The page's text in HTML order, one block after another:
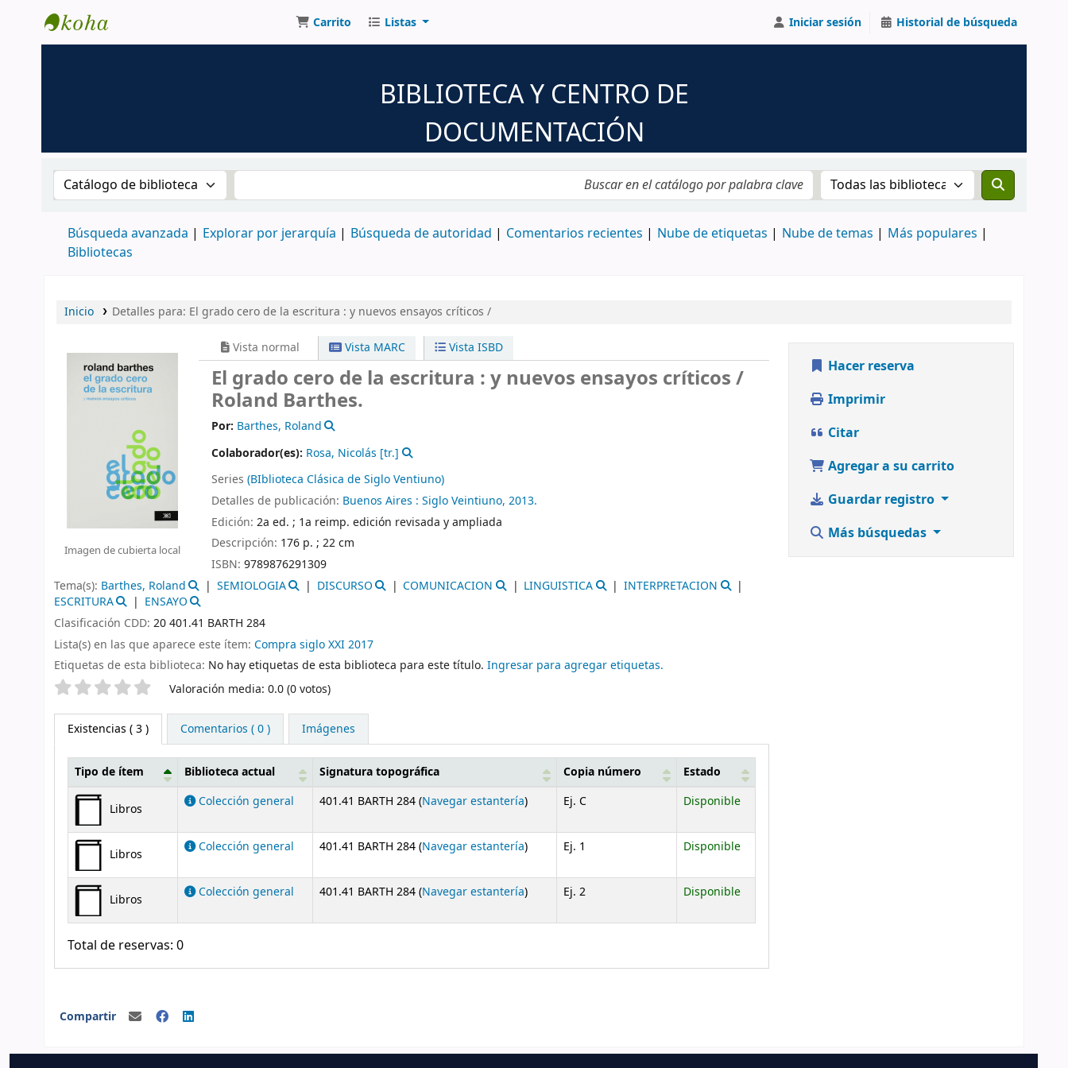
Biblioteca UNM
Carrito Listas Iniciar sesión Historial de búsqueda
BIBLIOTECA Y CENTRO DE
DOCUMENTACIÓN
Buscar en el catálogo por:Buscar en el catálogo por palabra clave Buscar el catálogo en:
Búsqueda avanzada Explorar por jerarquía Búsqueda de autoridad Comentarios recientes Nube de etiquetas Nube de temas
Más populares
Bibliotecas
Inicio Detalles para: El grado cero de la escritura : y nuevos ensayos críticos /
Imagen de cubierta local
Vista normal Vista MARC Vista ISBD
El grado cero de la escritura : y nuevos ensayos críticos /
Roland Barthes.
Por: Barthes, Roland
Colaborador(es): Rosa, Nicolás [tr.]
Series(BIblioteca Clásica de Siglo Ventiuno)
Detalles de publicación: Buenos Aires :Siglo Veintiuno,2013.
Edición:2a ed. ; 1a reimp. edición revisada y ampliada
Descripción: 176 p. ; 22 cm
ISBN:9789876291309
Tema(s): Barthes, Roland SEMIOLOGIA DISCURSO COMUNICACION LINGUISTICA
INTERPRETACION
ESCRITURA
ENSAYO
Clasificación CDD: 20 401.41 BARTH 284
Lista(s) en las que aparece este ítem: Compra siglo XXI 2017
Etiquetas de esta biblioteca: No hay etiquetas de esta biblioteca para este título. Ingresar para agregar etiquetas.
Valoración Valoración media: 0.0 (0 votos)
Existencias ( 3 ) Comentarios ( 0 ) Imágenes
Existencias
Tipo de ítem Biblioteca actual Signatura topográfica Copia número Estado
Libros Colección general 401.41 BARTH 284 (Navegar estantería(Abre debajo)
) Ej. C Disponible
Libros Colección general 401.41 BARTH 284 (Navegar estantería(Abre debajo)
) Ej. 1 Disponible
Libros Colección general 401.41 BARTH 284 (Navegar estantería(Abre debajo)
) Ej. 2 Disponible
Total de reservas: 0
Hacer reserva
Imprimir
Citar
Agregar a su carrito
Guardar registro
Más búsquedas
Compartir